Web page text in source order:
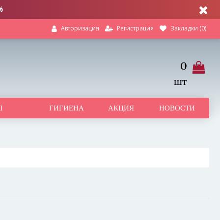
Авторизация Регистрация Закладки (0)
0
шт
ГИГИЕНА АКЦИЯ НОВОСТИ